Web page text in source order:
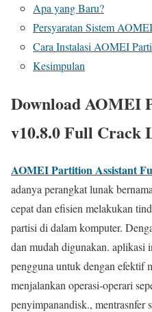
Apa yang Baru?
Persyaratan Sistem
Cara Instalasi AOMEI
Kesimpulan
Download AOMEI
v10.8.0 Full Crack
AOMEI Partition Assistant
adanya perangkat lunak
cepat dan efisien melakukan
partisi di dalam komputer.
dan mudah digunakan. aplikasi
pengguna untuk dengan efektif
menjalankan operasi-operari
penyimpanandisk., mentrasnfer